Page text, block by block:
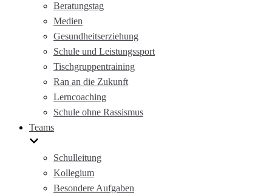
Beratungstag
Medien
Gesundheitserziehung
Schule und Leistungssport
Tischgruppentraining
Ran an die Zukunft
Lerncoaching
Schule ohne Rassismus
Teams
Schulleitung
Kollegium
Besondere Aufgaben